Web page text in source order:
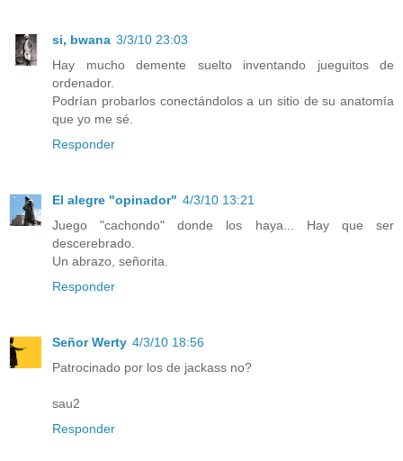
si, bwana 3/3/10 23:03
Hay mucho demente suelto inventando jueguitos de
ordenador.
Podrían probarlos conectándolos a un sitio de su anatomía
que yo me sé.
Responder
El alegre "opinador" 4/3/10 13:21
Juego "cachondo" donde los haya... Hay que ser
descerebrado.
Un abrazo, señorita.
Responder
Señor Werty 4/3/10 18:56
Patrocinado por los de jackass no?
sau2
Responder